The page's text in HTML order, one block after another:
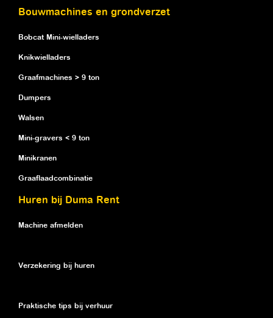
Bouwmachines en grondverzet
Bobcat Mini-wielladers
Knikwielladers
Graafmachines > 9 ton
Dumpers
Walsen
Mini-gravers < 9 ton
Minikranen
Graaflaadcombinatie
Huren bij Duma Rent
Machine afmelden
Verzekering bij huren
Praktische tips bij verhuur